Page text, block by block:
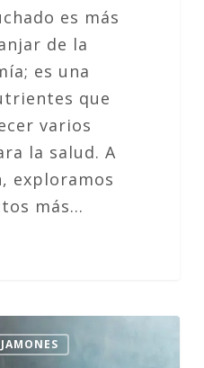
es más
de la
es una
que
varios
la salud. A
exploramos
más…
Lomo
Embuchado